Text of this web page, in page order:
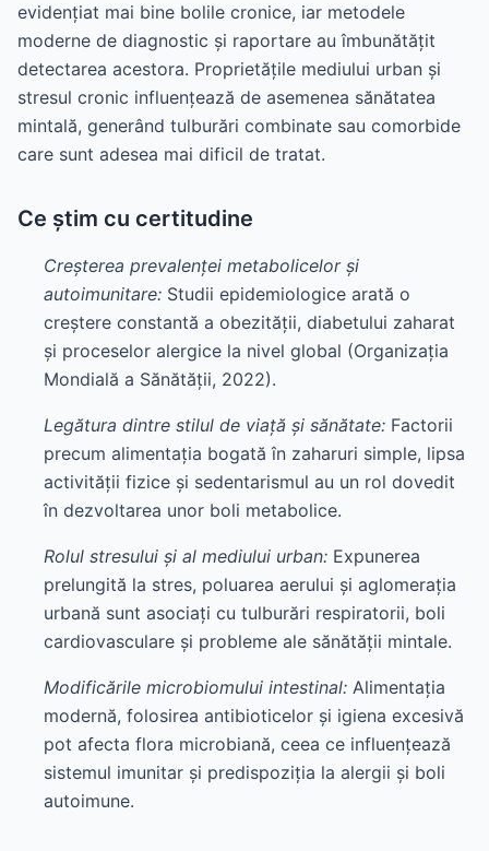
evidențiat mai bine bolile cronice, iar metodele
moderne de diagnostic și raportare au îmbunătățit
detectarea acestora. Proprietățile mediului urban și
stresul cronic influențează de asemenea sănătatea
mintală, generând tulburări combinate sau comorbide
care sunt adesea mai dificil de tratat.
Ce știm cu certitudine
Creșterea prevalenței metabolicelor și
autoimunitare: Studii epidemiologice arată o
creștere constantă a obezității, diabetului zaharat
și proceselor alergice la nivel global (Organizația
Mondială a Sănătății, 2022).
Legătura dintre stilul de viață și sănătate: Factorii
precum alimentația bogată în zaharuri simple, lipsa
activității fizice și sedentarismul au un rol dovedit
în dezvoltarea unor boli metabolice.
Rolul stresului și al mediului urban: Expunerea
prelungită la stres, poluarea aerului și aglomerația
urbană sunt asociați cu tulburări respiratorii, boli
cardiovasculare și probleme ale sănătății mintale.
Modificările microbiomului intestinal: Alimentația
modernă, folosirea antibioticelor și igiena excesivă
pot afecta flora microbiană, ceea ce influențează
sistemul imunitar și predispoziția la alergii și boli
autoimune.